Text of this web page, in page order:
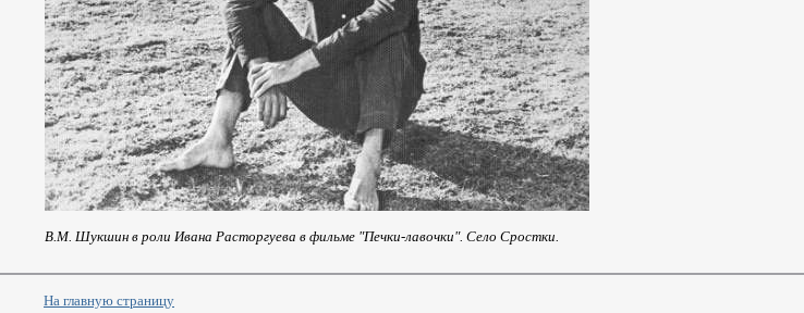
В.М. Шукшин в роли Ивана Расторгуева в фильме "Печки-лавочки". Село Сростки.
На главную страницу